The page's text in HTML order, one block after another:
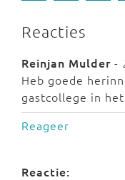
Reacties
Reinjan Mulder -
Heb goede
gastcollege in
Reageer
Reactie: